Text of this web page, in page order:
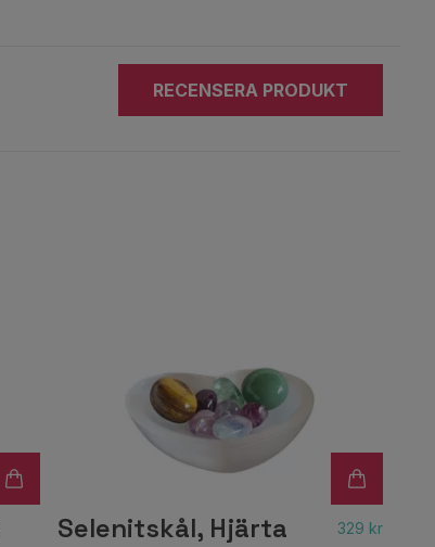
RECENSERA PRODUKT
Selenitskål, Hjärta 329 kr